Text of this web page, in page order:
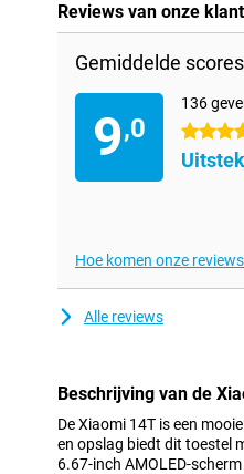
Reviews van onze
Gemiddelde
9,0
136
4.5
Hoe komen onze
Alle reviews
Beschrijving van de
De Xiaomi 14T is een
en opslag biedt dit toestel
6.67-inch AMOLED-